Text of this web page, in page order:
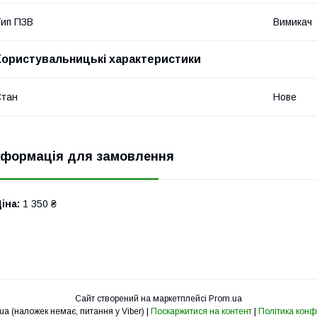
ПЗВ Вимикач
характеристики
Нове
для замовлення
1 350 ₴
Сайт створений на маркетплейсі Prom.ua
cv-svet.com.ua (наложек немає, питання у Viber) | Поскаржитися на контент | Політика